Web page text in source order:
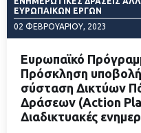
ΕΥΡΩΠΑΙΚΏΝ ΈΡΓΩΝ
02 ΦΕΒΡΟΥΑΡΊΟΥ, 2023
Ευρωπαϊκό
Πρόσκληση
σύσταση Δικτύων
Δράσεων (Action
Διαδικτυακές